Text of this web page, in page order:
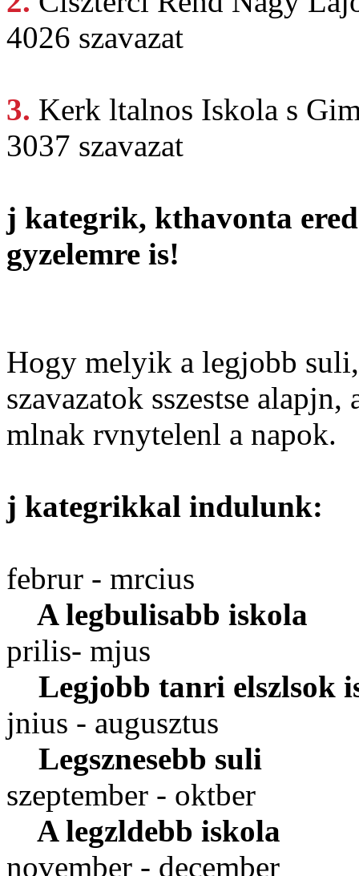
4026 szavazat
3. Kerk ltalnos Iskola s
3037 szavazat
j kategrik, kthavonta
gyzelemre is!
Hogy melyik a legjobb
szavazatok sszestse
mlnak rvnytelenl a napok.
j kategrikkal indulunk:
februr - mrcius
A legbulisabb iskola
prilis- mjus
Legjobb tanri elszlsok
jnius - augusztus
Legsznesebb suli
szeptember - oktber
A legzldebb iskola
november - december